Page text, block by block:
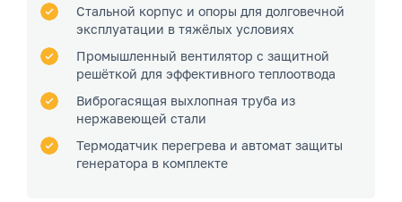
Стальной корпус и опоры для долговечной
эксплуатации в тяжёлых условиях
Промышленный вентилятор с защитной
решёткой для эффективного теплоотвода
Виброгасящая выхлопная труба из
нержавеющей стали
Термодатчик перегрева и автомат защиты
генератора в комплекте